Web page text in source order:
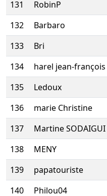
131 RobinP
132 Barbaro
133 Bri
134 harel jean-françois
135 Ledoux
136 marie Christine
137 Martine SODAIGUI
138 MENY
139 papatouriste
140 Philou04